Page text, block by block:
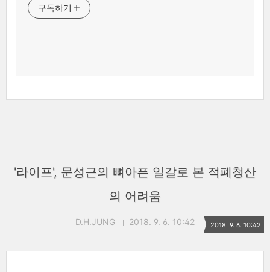
구독하기
'라이프', 문성근의 뼈아픈 일갈로 본 적폐청산
의 어려움
D.H.JUNG 2018. 9. 6. 10:42 2018. 9. 6. 10:42